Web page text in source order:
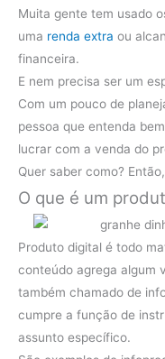
Muita gente tem usado
uma renda extra ou
financeira.
E nem precisa ser um
Com um pouco de
pessoa que entenda
lucrar com a venda do
Quer saber como?
O que é um
Produto digital é todo
conteúdo agrega algum
também chamado de
cumpre a função de
assunto específico.